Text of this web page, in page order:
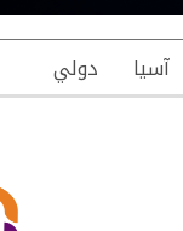
آسيا دولي